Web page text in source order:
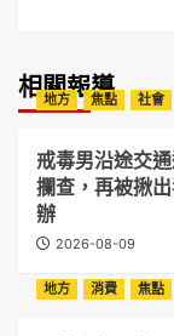
相關報導
地方 焦點 社會
戒毒男沿途交
攔查，再被揪
辦
2026-08-09
地方
消費 焦點